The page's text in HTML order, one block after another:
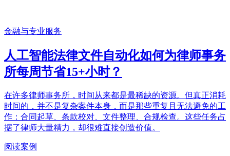
金融与专业服务
人工智能法律文件自动化如何为律师事务
所每周节省15+小时？
在许多律师事务所，时间从来都是最稀缺的资源。但真正消耗
时间的，并不是复杂案件本身，而是那些重复且无法避免的工
作：合同起草、条款校对、文件整理、合规检查。这些任务占
据了律师大量精力，却很难直接创造价值。
阅读案例